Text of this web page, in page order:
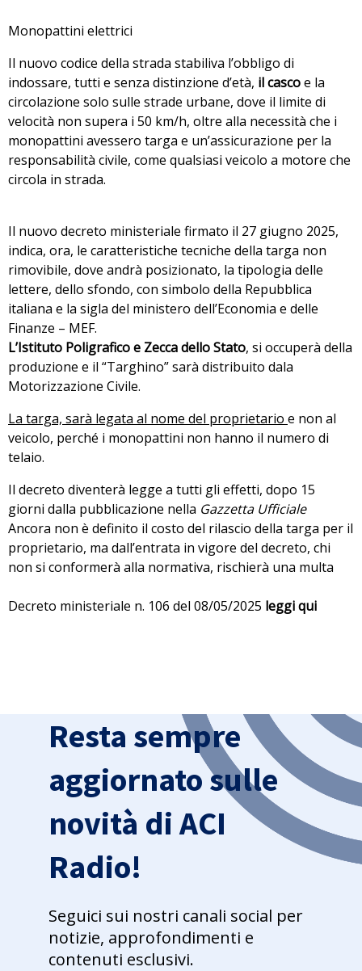
Monopattini elettrici
Il nuovo codice della strada ⁠stabiliva l’obbligo di
indossare, tutti e senza distinzione d’età, il cascoe la
circolazione solo sulle strade urbane, dove il limite di
velocità non supera i 50 km/h, oltre alla necessità che i
monopattini avessero targa e un’assicurazione per la
responsabilità civile, come qualsiasi veicolo a motore che
circola in strada.
⁠Il nuovo decreto ministeriale firmato il 27 giugno 2025,
indica, ora, le caratteristiche tecniche della targa non
rimovibile, dove andrà posizionato, la tipologia delle
lettere, dello sfondo, con simbolo della Repubblica
italiana e la sigla del ministero dell’Economia e delle
Finanze – MEF.
⁠L’Istituto Poligrafico e Zecca dello Stato, si occuperà della
produzione e il “Targhino” sarà distribuito dala
Motorizzazione Civile.
La targa, sarà legata al nome del proprietario e non al
veicolo, perché i monopattini non hanno il numero di
telaio.
Il decreto diventerà legge a tutti gli effetti, dopo 15
giorni dalla pubblicazione nella Gazzetta Ufficiale
⁠Ancora non è definito il costo del rilascio della targa per il
proprietario, ma dall’entrata in vigore del decreto, chi
non si conformerà alla normativa, rischierà una multa
Decreto ministeriale n. 106 del 08/05/2025 leggi qui
Resta sempre
aggiornato sulle
novità di ACI
Radio!
Seguici sui nostri canali social per
notizie, approfondimenti e
contenuti esclusivi.